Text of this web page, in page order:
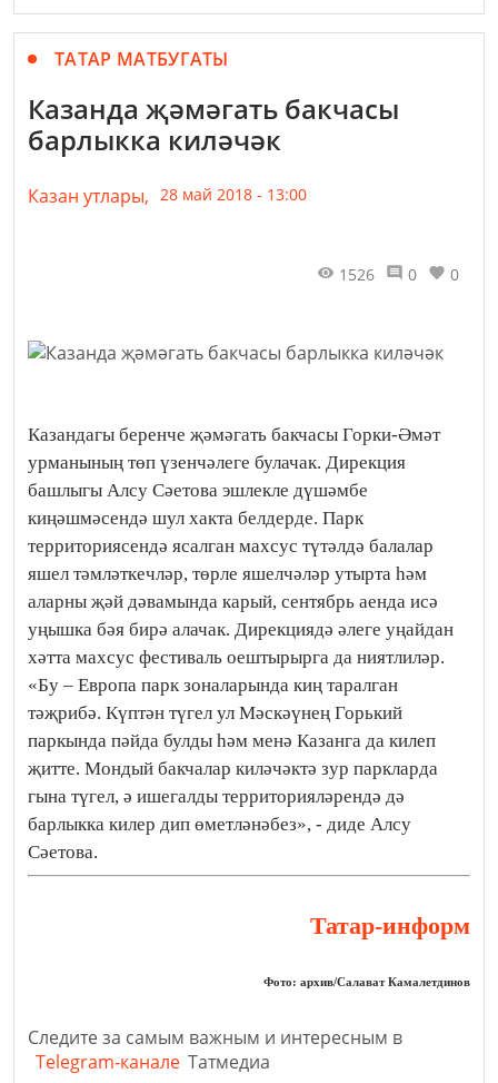
ТАТАР МАТБУГАТЫ
Казанда җәмәгать бакчасы
барлыкка киләчәк
Казан утлары, 28 май 2018 - 13:00
1526 0 0
Казандагы беренче җәмәгать бакчасы Горки-Әмәт
урманының төп үзенчәлеге булачак. Дирекция
башлыгы Алсу Сәетова эшлекле дүшәмбе
киңәшмәсендә шул хакта белдерде. Парк
территориясендә ясалган махсус түтәлдә балалар
яшел тәмләткечләр, төрле яшелчәләр утырта һәм
аларны җәй дәвамында карый, сентябрь аенда исә
уңышка бәя бирә алачак. Дирекциядә әлеге уңайдан
хәтта махсус фестиваль оештырырга да ниятлиләр.
«Бу – Европа парк зоналарында киң таралган
тәҗрибә. Күптән түгел ул Мәскәүнең Горький
паркында пәйда булды һәм менә Казанга да килеп
җитте. Мондый бакчалар киләчәктә зур паркларда
гына түгел, ә ишегалды территорияләрендә дә
барлыкка килер дип өметләнәбез», - диде Алсу
Сәетова.
Татар-информ
Фото: архив/Салават Камалетдинов
Следите за самым важным и интересным в
Telegram-канале Татмедиа